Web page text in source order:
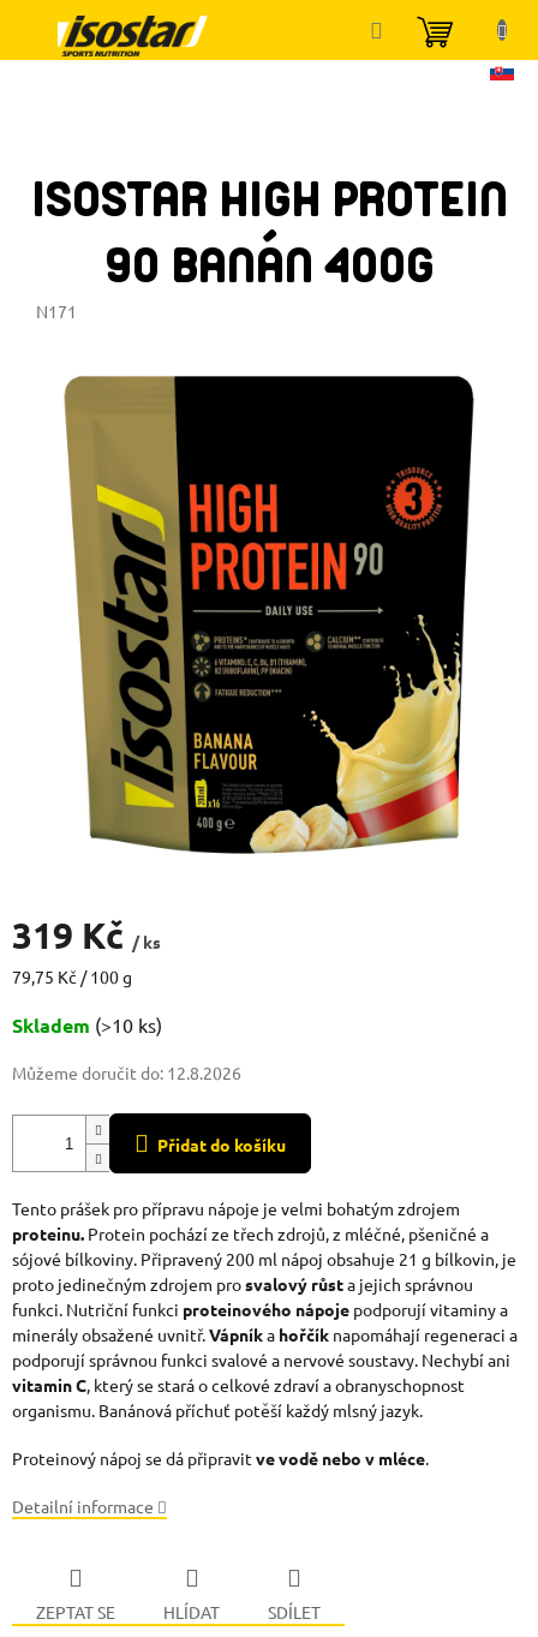
obsah
KOŠÍK
ISOSTAR HIGH PROTEIN
90 BANÁN 400G
N171
319 Kč / ks
Měrná
79,75 Kč / 100 g
Skladem (>10 ks)
Můžeme doručit do: 12.8.2026
Přidat do košíku
Tento prášek pro přípravu nápoje je velmi bohatým zdrojem
proteinu. Protein pochází ze třech zdrojů, z mléčné, pšeničné a
sójové bílkoviny. Připravený 200 ml nápoj obsahuje 21 g bílkovin, je
proto jedinečným zdrojem prosvalový růsta jejich správnou
funkci. Nutriční funkci proteinového nápoje podporují vitaminy a
minerály obsažené uvnitř.Vápníka hořčík napomáhají regeneraci a
podporují správnou funkci svalové a nervové soustavy. Nechybí ani
vitamin C, který se stará o celkové zdraví a obranyschopnost
organismu. Banánová příchuť potěší každý mlsný jazyk.
Proteinový nápoj se dá připravit ve vodě nebo v mléce.
Detailní informace
ZEPTAT SE HLÍDAT SDÍLET